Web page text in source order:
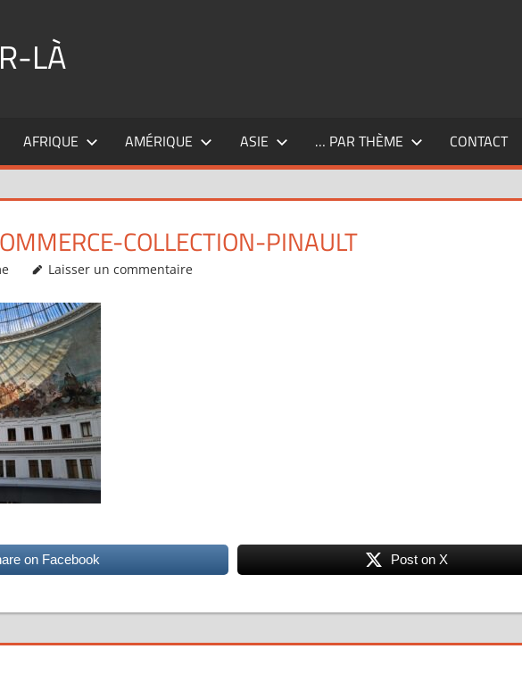
LÀ
AFRIQUE AMÉRIQUE ASIE … PAR THÈME CONTACT
COLLECTION-PINAULT
Laisser un commentaire
on Facebook Post on X